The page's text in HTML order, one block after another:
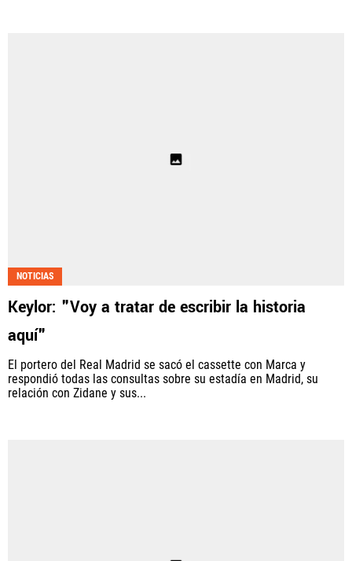
NOTICIAS
Keylor: "Voy a tratar de escribir la historia
aquí"
El portero del Real Madrid se sacó el cassette con Marca y
respondió todas las consultas sobre su estadía en Madrid, su
relación con Zidane y sus...